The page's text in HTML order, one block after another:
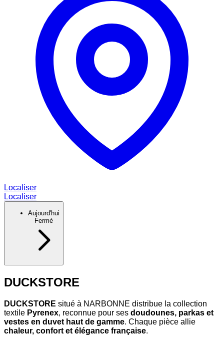
Localiser
Localiser
Aujourd'hui
Fermé
DUCKSTORE
DUCKSTORE situé à NARBONNE distribue la collection
textile Pyrenex, reconnue pour ses doudounes, parkas et
vestes en duvet haut de gamme. Chaque pièce allie
chaleur, confort et élégance française.